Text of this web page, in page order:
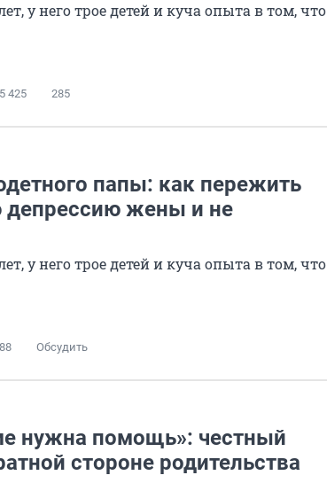
у него трое детей и куча опыта в том, что
425 285
папы: как пережить
депрессию жены и не
у него трое детей и куча опыта в том, что
Обсудить
нужна помощь»: честный
стороне родительства